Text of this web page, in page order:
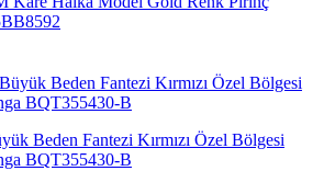
Beden Fantezi Kırmızı Özel Bölgesi
BQT355430-B